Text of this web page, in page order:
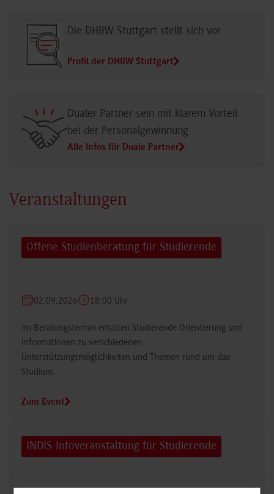
Die DHBW Stuttgart stellt sich vor
Profil der DHBW Stuttgart
Dualer Partner sein mit klarem Vorteil
bei der Personalgewinnung
Alle Infos für Duale Partner
Veranstaltungen
Offene Studienberatung für Studierende
02.09.2026 18:00 Uhr
Im Beratungstermin erhalten Studierende Orientierung und
Informationen zu verschiedenen
Unterstützungsmöglichkeiten und Themen rund um das
Studium.
Zum Event
INDIS-Infoveranstaltung für Studierende